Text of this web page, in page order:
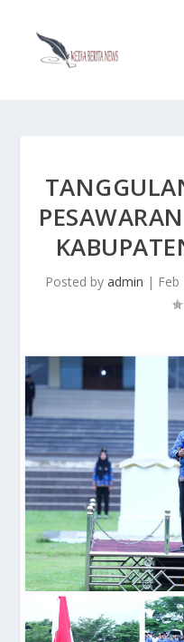
Posted by admin |